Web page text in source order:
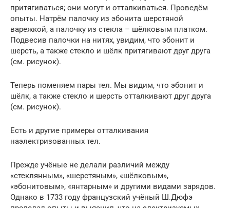
притягиваться; они могут и отталкиваться. Проведём
опыты. Натрём палочку из эбонита шерстяной
варежкой, а палочку из стекла – шёлковым платком.
Подвесив палочки на нитях, увидим, что эбонит и
шерсть, а также стекло и шёлк притягивают друг друга
(см. рисунок).
Теперь поменяем пары тел. Мы видим, что эбонит и
шёлк, а также стекло и шерсть отталкивают друг друга
(см. рисунок).
Есть и другие примеры отталкивания
наэлектризованных тел.
Прежде учёные не делали различий между
«стеклянным», «шерстяным», «шёлковым»,
«эбонитовым», «янтарным» и другими видами зарядов.
Однако в 1733 году французский учёный Ш.Дюфэ